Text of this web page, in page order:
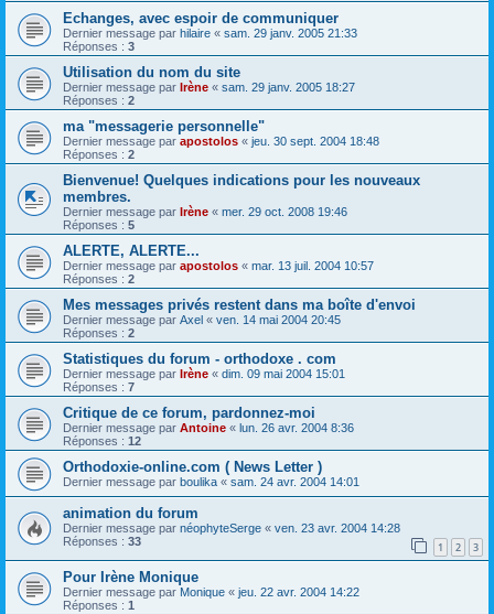
Echanges, avec espoir de communiquer
Dernier message par hilaire « sam. 29 janv. 2005 21:33
Réponses : 3
Utilisation du nom du site
Dernier message par Irène « sam. 29 janv. 2005 18:27
Réponses : 2
ma "messagerie personnelle"
Dernier message par apostolos « jeu. 30 sept. 2004 18:48
Réponses : 2
Bienvenue! Quelques indications pour les nouveaux
membres.
Dernier message par Irène « mer. 29 oct. 2008 19:46
Réponses : 5
ALERTE, ALERTE...
Dernier message par apostolos « mar. 13 juil. 2004 10:57
Réponses : 2
Mes messages privés restent dans ma boîte d'envoi
Dernier message par Axel « ven. 14 mai 2004 20:45
Réponses : 2
Statistiques du forum - orthodoxe . com
Dernier message par Irène « dim. 09 mai 2004 15:01
Réponses : 7
Critique de ce forum, pardonnez-moi
Dernier message par Antoine « lun. 26 avr. 2004 8:36
Réponses : 12
Orthodoxie-online.com ( News Letter )
Dernier message par boulika « sam. 24 avr. 2004 14:01
animation du forum
Dernier message par néophyteSerge « ven. 23 avr. 2004 14:28
Réponses : 33 1 2 3
Pour Irène Monique
Dernier message par Monique « jeu. 22 avr. 2004 14:22
Réponses : 1